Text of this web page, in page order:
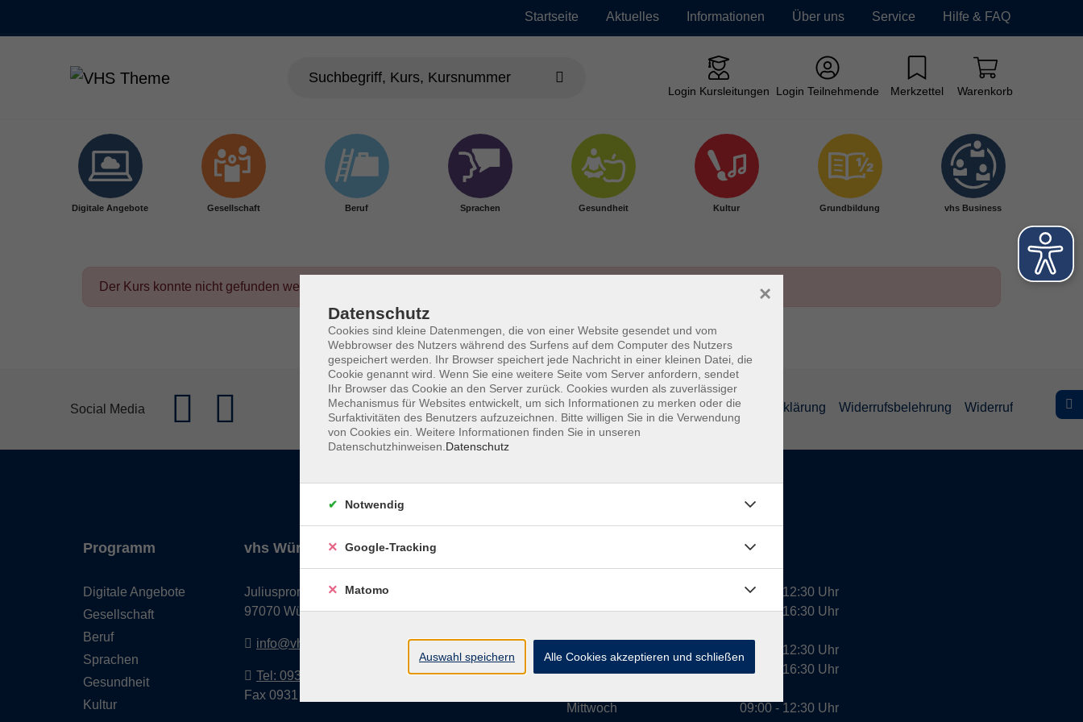
Startseite Aktuelles Informationen Über uns Service Hilfe & FAQ
Login Kursleitungen Login Teilnehmende Merkzettel Warenkorb
Digitale Angebote Gesellschaft Beruf Sprachen Gesundheit Kultur Grundbildung vhs Business
Der Kurs konnte nicht gefunden werden.
Social Media Impressum AGBs Datenschutzerklärung Barrierefreiheitserklärung Widerrufsbelehrung Widerruf
Programm
Digitale Angebote
Gesellschaft
Beruf
Sprachen
Gesundheit
Kultur
vhs Würzburg & Umgebung e. V.
Juliuspromenade 68
97070 Würzburg
info@vhs-wuerzburg.de
Tel: 0931 35593 0
Fax 0931 35593-20
Dienstag
Mittwoch
09:00 - 12:30 Uhr
13:00 - 16:30 Uhr
10:00 - 12:30 Uhr
13:00 - 16:30 Uhr
09:00 - 12:30 Uhr
Datenschutz
Cookies sind kleine Datenmengen, die von einer Website gesendet und vom
Webbrowser des Nutzers während des Surfens auf dem Computer des Nutzers
gespeichert werden. Ihr Browser speichert jede Nachricht in einer kleinen Datei, die
Cookie genannt wird. Wenn Sie eine weitere Seite vom Server anfordern, sendet
Ihr Browser das Cookie an den Server zurück. Cookies wurden als zuverlässiger
Mechanismus für Websites entwickelt, um sich Informationen zu merken oder die
Surfaktivitäten des Benutzers aufzuzeichnen. Bitte willigen Sie in die Verwendung
von Cookies ein. Weitere Informationen finden Sie in unseren
Datenschutzhinweisen. Datenschutz
×
Notwendig
Google-Tracking
Matomo
Auswahl speichern Alle Cookies akzeptieren und schließen